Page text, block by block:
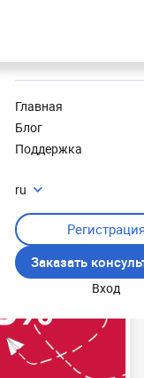
Главная
Блог
Поддержка
ru
Заказать
Вход